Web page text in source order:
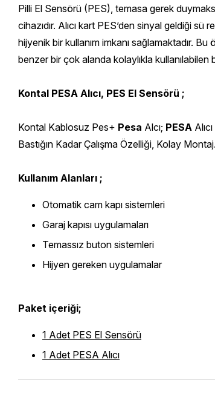
Pilli El Sensörü (PES), temasa gerek
cihazıdır. Alıcı kart PES’den sinyal geldiği
hijyenik bir kullanım imkanı sağlamaktadır.
benzer bir çok alanda kolaylıkla kullanılabilen
Kontal PESA Alıcı, PES El Sensörü ;
Kontal Kablosuz Pes+ Pesa Alcı; PESA
Bastığın Kadar Çalışma Özelliği, Kolay Montaj.
Kullanım Alanları ;
Otomatik cam kapı sistemleri
Garaj kapısı uygulamaları
Temassız buton sistemleri
Hijyen gereken uygulamalar
Paket içeriği;
1 Adet PES El Sensörü
1 Adet PESA Alıcı